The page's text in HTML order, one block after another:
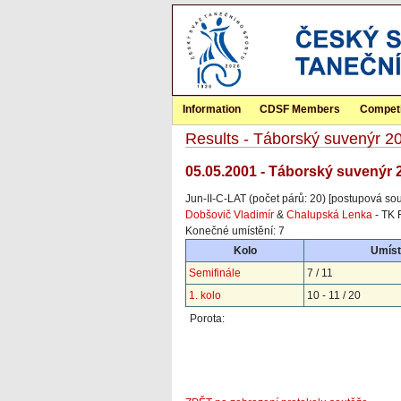
Information CDSF Members
Results - Táborský suvenýr
05.05.2001 - Táborský suvenýr
Jun-II-C-LAT (počet párů: 20) [postupová
Dobšovič Vladimír & Chalupská Lenka - TK
Konečné umístění: 7
Kolo
Semifinále
7 / 11
1. kolo
10 - 11 / 20
Porota: